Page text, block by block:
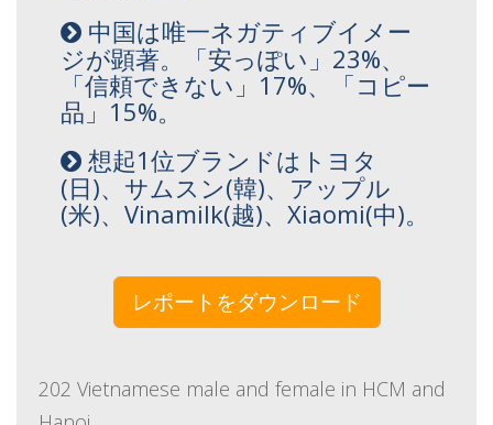
中国は唯一ネガティブイメー
ジが顕著。「安っぽい」23%、
「信頼できない」17%、「コピー
品」15%。
想起1位ブランドはトヨタ
(日)、サムスン(韓)、アップル
(米)、Vinamilk(越)、Xiaomi(中)。
レポートをダウンロード
202 Vietnamese male and female in HCM and